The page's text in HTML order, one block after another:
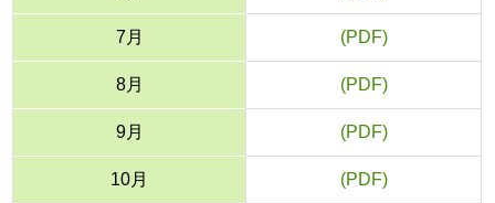
7月 ■
8月 ■
9月 ■
10月 ■